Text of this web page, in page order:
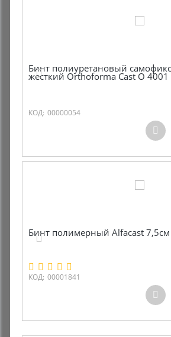
Бинт полиуретановый
жесткий Orthoforma Cast O
КОД: 00000054
Бинт полимерный Alfacast
КОД: 00001841